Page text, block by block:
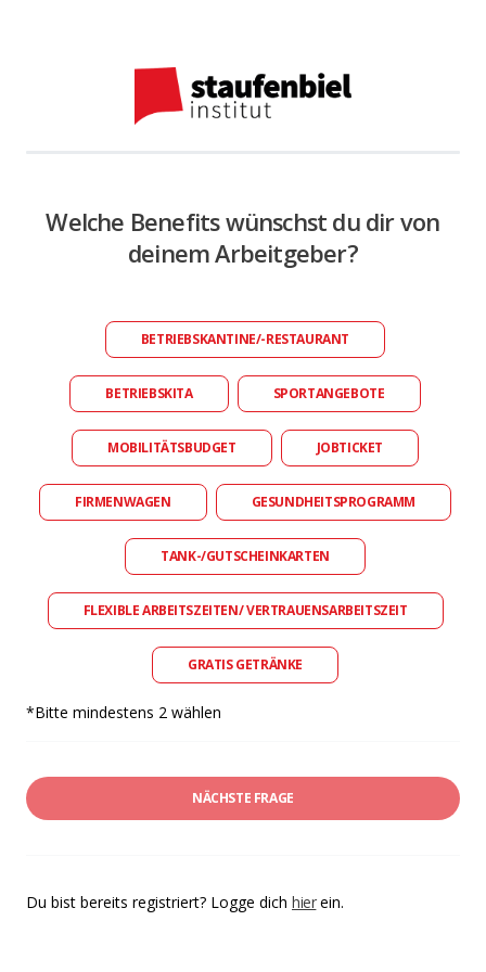
Welche Benefits wünschst du dir von
deinem Arbeitgeber?
BETRIEBSKANTINE/-RESTAURANT
BETRIEBSKITA SPORTANGEBOTE
MOBILITÄTSBUDGET JOBTICKET
FIRMENWAGEN GESUNDHEITSPROGRAMM
TANK-/GUTSCHEINKARTEN
FLEXIBLE ARBEITSZEITEN/ VERTRAUENSARBEITSZEIT
GRATIS GETRÄNKE
*Bitte mindestens 2 wählen
NÄCHSTE FRAGE
Du bist bereits registriert? Logge dich hierein.